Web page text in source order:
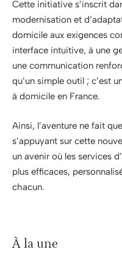
Cette initiative s’inscrit
modernisation et
domicile aux exigences
interface intuitive, à une
une communication
qu’un simple outil ; c’est
à domicile en France.
Ainsi, l’aventure ne fait
s’appuyant sur cette
un avenir où les services
plus efficaces,
chacun.
À la une